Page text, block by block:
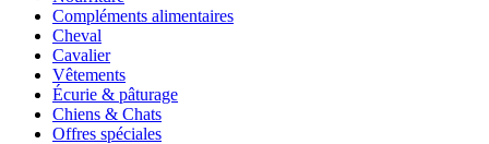
Compléments alimentaires
Cheval
Cavalier
Vêtements
Écurie & pâturage
Chiens & Chats
Offres spéciales